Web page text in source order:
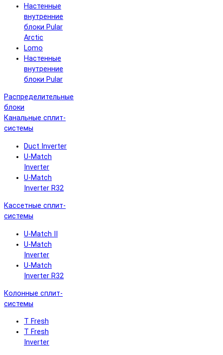
Настенные
внутренние
блоки Pular
Arctic
Lomo
Настенные
внутренние
блоки Pular
Распределительные
блоки
Канальные сплит-
системы
Duct Inverter
U-Match
Inverter
U-Match
Inverter R32
Кассетные сплит-
системы
U-Match II
U-Match
Inverter
U-Match
Inverter R32
Колонные сплит-
системы
T Fresh
T Fresh
Inverter